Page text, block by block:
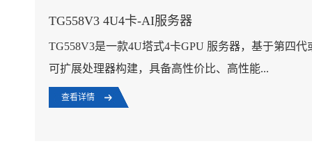
TG558V3 4U4卡-AI服务器
TG558V3是一款4U塔式4卡GPU 服务器，基于第四
可扩展处理器构建，具备高性价比、高性能...
查看详情